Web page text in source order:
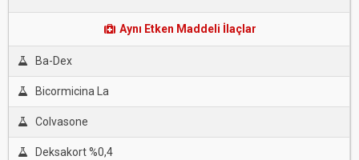
Aynı Etken Maddeli İlaçlar
Ba-Dex
Bicormicina La
Colvasone
Deksakort %0,4